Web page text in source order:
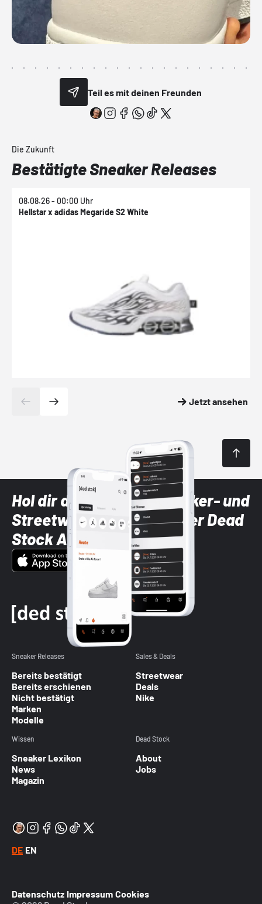
Teil es mit deinen Freunden
Die Zukunft
Bestätigte Sneaker Releases
08.08.26 - 00:00 Uhr
Hellstar x adidas Megaride S2 White
Jetzt ansehen
Hol dir die neuesten Sneaker- und
Streetwear-Brands mit der Dead
Stock App
Sneaker Releases
Bereits bestätigt
Bereits erschienen
Nicht bestätigt
Marken
Modelle
Sales & Deals
Streetwear
Deals
Nike
Wissen
Sneaker Lexikon
News
Magazin
Dead Stock
About
Jobs
DE EN
Datenschutz Impressum Cookies